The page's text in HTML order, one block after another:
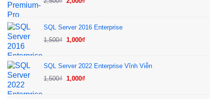
2,500₫.
là:
2,000₫.
SQL Server 2016 Enterprise
1,500₫ Giá
1,500₫.
1,000₫Giá
là:
1,000₫.
SQL Server 2022 Enterprise Vĩnh Viễn
1,500₫ Giá
1,000₫Giá